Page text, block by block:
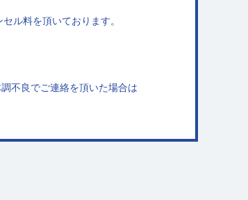
ル料を頂いております。
不良でご連絡を頂いた場合は